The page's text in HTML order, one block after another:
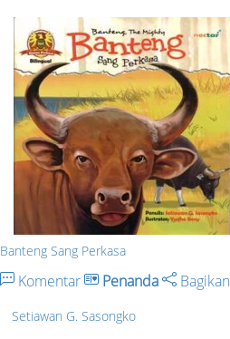
Banteng Sang Perkasa
Komentar Penanda Bagikan
Setiawan G. Sasongko